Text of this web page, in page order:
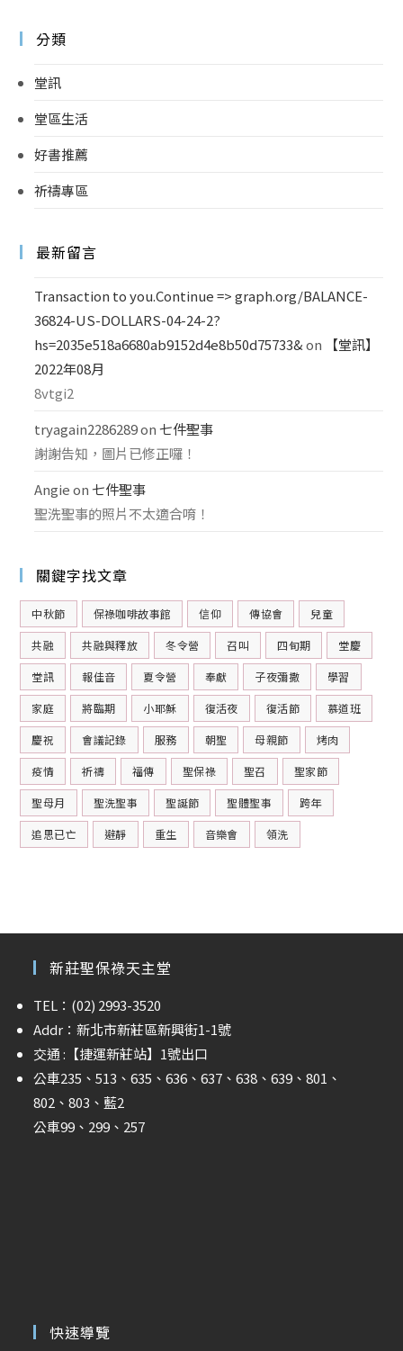
分類
堂訊
堂區生活
好書推薦
祈禱專區
最新留言
Transaction to you.Continue => graph.org/BALANCE-
36824-US-DOLLARS-04-24-2?
hs=2035e518a6680ab9152d4e8b50d75733&on
【堂訊】
2022年08月
8vtgi2
tryagain2286289on 七件聖事
謝謝告知，圖片已修正囉！
Angie on 七件聖事
聖洗聖事的照片不太適合唷！
關鍵字找文章
中秋節 保祿咖啡故事館 信仰 傳協會 兒童
共融 共融與釋放 冬令營 召叫 四旬期 堂慶
堂訊 報佳音 夏令營 奉獻 子夜彌撒 學習
家庭 將臨期 小耶穌 復活夜 復活節 慕道班
慶祝 會議記錄 服務 朝聖 母親節 烤肉
疫情 祈禱 福傳 聖保祿 聖召 聖家節
聖母月 聖洗聖事 聖誕節 聖體聖事 跨年
追思已亡 避靜 重生 音樂會 領洗
新莊聖保祿天主堂
TEL：(02) 2993-3520
Addr：新北市新莊區新興街1-1號
交通 : 【捷運新莊站】 1號出口
公車235、513、635、636、637、638、639、801、
802、803、藍2
公車99、299、257
快速導覽